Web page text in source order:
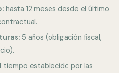
hasta 12 meses desde el último
5 años (obligación fiscal,
tiempo establecido por las